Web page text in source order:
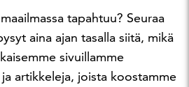
tapahtuu? Seuraa
aina ajan tasalla siitä, mikä
sivuillamme
artikkeleja, joista koostamme